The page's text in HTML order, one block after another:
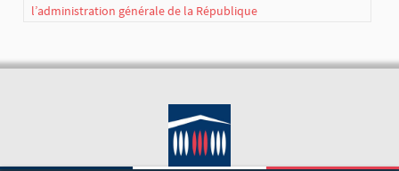
l’administration générale de la République